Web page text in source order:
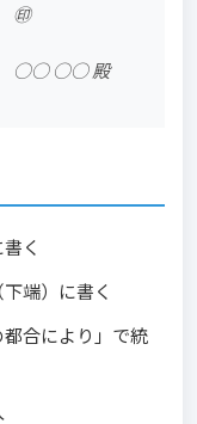
㊞
○○ ○○ 殿
く
端）に書く
合により」で統